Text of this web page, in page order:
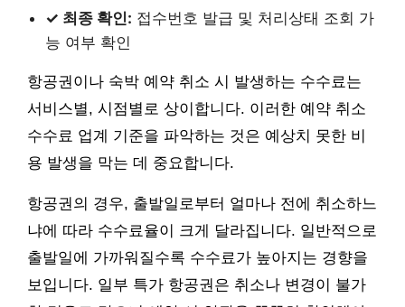
✓ 최종 확인: 접수번호 발급 및 처리상태 조회 가
능 여부 확인
항공권이나 숙박 예약 취소 시 발생하는 수수료는
서비스별, 시점별로 상이합니다. 이러한 예약 취소
수수료 업계 기준을 파악하는 것은 예상치 못한 비
용 발생을 막는 데 중요합니다.
항공권의 경우, 출발일로부터 얼마나 전에 취소하느
냐에 따라 수수료율이 크게 달라집니다. 일반적으로
출발일에 가까워질수록 수수료가 높아지는 경향을
보입니다. 일부 특가 항공권은 취소나 변경이 불가